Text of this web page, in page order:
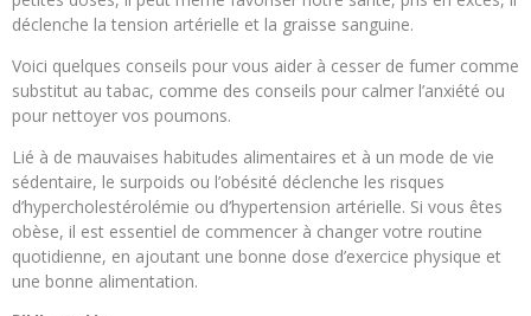
déclenche la tension artérielle et la graisse sanguine.
Voici quelques conseils pour vous aider à cesser de fumer comme
substitut au tabac, comme des conseils pour calmer l’anxiété ou
pour nettoyer vos poumons.
Lié à de mauvaises habitudes alimentaires et à un mode de vie
sédentaire, le surpoids ou l’obésité déclenche les risques
d’hypercholestérolémie ou d’hypertension artérielle. Si vous êtes
obèse, il est essentiel de commencer à changer votre routine
quotidienne, en ajoutant une bonne dose d’exercice physique et
une bonne alimentation.